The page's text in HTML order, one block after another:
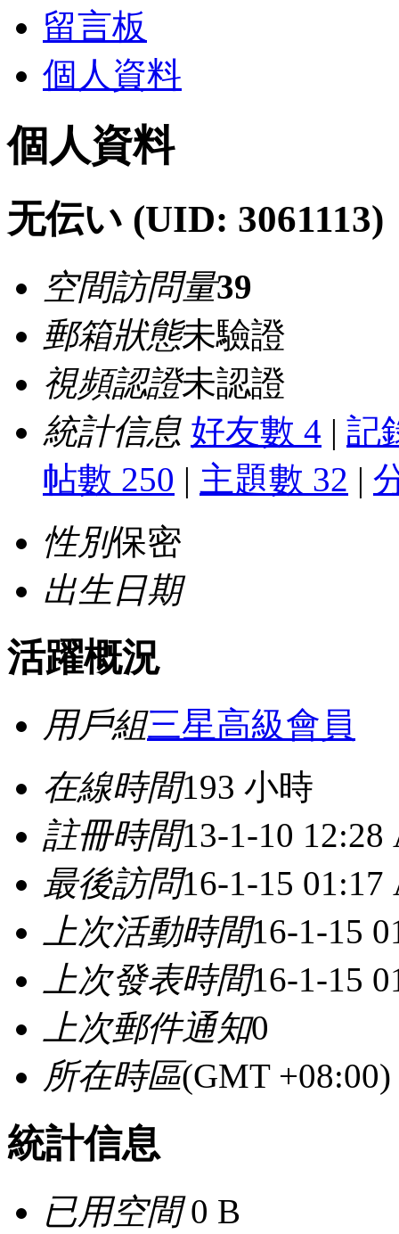
留言板
個人資料
個人資料
无伝い (UID: 3061113)
空間訪問量39
郵箱狀態未驗證
視頻認證未認證
統計信息 好友數 4 | 記
帖數 250 | 主題數 32 |
性別保密
出生日期
活躍概況
用戶組三星高級會員
在線時間193 小時
註冊時間13-1-10 12:28
最後訪問16-1-15 01:17
上次活動時間16-1-15
上次發表時間16-1-15
上次郵件通知0
所在時區(GMT
統計信息
已用空間0 B